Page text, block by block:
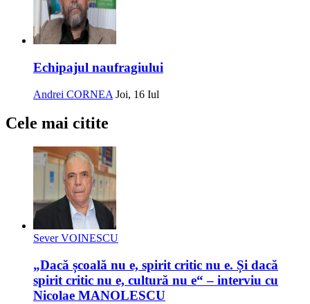
Echipajul naufragiului
Andrei CORNEA Joi, 16 Iul
Cele mai citite
Sever VOINESCU
„Dacă școală nu e, spirit critic nu e. Și dacă
spirit critic nu e, cultură nu e“ – interviu cu
Nicolae MANOLESCU